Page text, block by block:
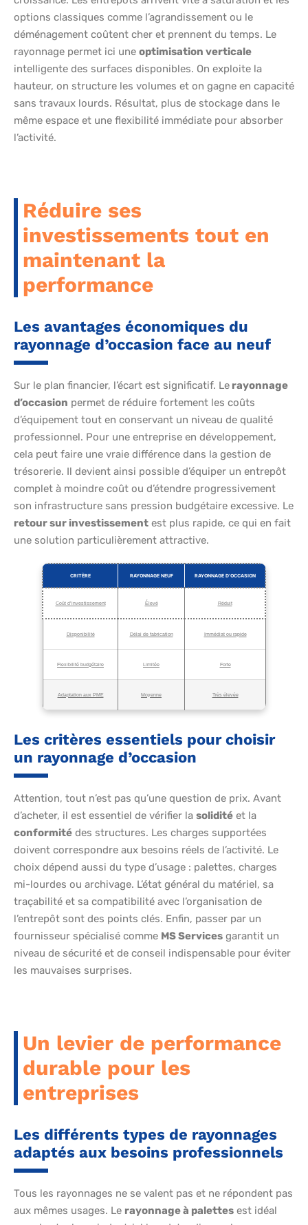
options classiques comme l’agrandissement ou le
déménagement coûtent cher et prennent du temps. Le
rayonnage permet ici une optimisation verticale
intelligente des surfaces disponibles. On exploite la
hauteur, on structure les volumes et on gagne en capacité
sans travaux lourds. Résultat, plus de stockage dans le
même espace et une flexibilité immédiate pour absorber
l’activité.
Réduire ses
investissements tout en
maintenant la
performance
Les avantages économiques du
rayonnage d’occasion face au neuf
Sur le plan financier, l’écart est significatif. Le rayonnage
d’occasion permet de réduire fortement les coûts
d’équipement tout en conservant un niveau de qualité
professionnel. Pour une entreprise en développement,
cela peut faire une vraie différence dans la gestion de
trésorerie. Il devient ainsi possible d’équiper un entrepôt
complet à moindre coût ou d’étendre progressivement
son infrastructure sans pression budgétaire excessive. Le
retour sur investissement est plus rapide, ce qui en fait
une solution particulièrement attractive.
CRITÈRE RAYONNAGE NEUF RAYONNAGE D’OCCASION
Coût d’investissement Élevé Réduit
Disponibilité Délai de fabrication Immédiat ou rapide
Flexibilité budgétaire Limitée Forte
Adaptation aux PME Moyenne Très élevée
Les critères essentiels pour choisir
un rayonnage d’occasion
Attention, tout n’est pas qu’une question de prix. Avant
d’acheter, il est essentiel de vérifier la solidité et la
conformité des structures. Les charges supportées
doivent correspondre aux besoins réels de l’activité. Le
choix dépend aussi du type d’usage : palettes, charges
mi-lourdes ou archivage. L’état général du matériel, sa
traçabilité et sa compatibilité avec l’organisation de
l’entrepôt sont des points clés. Enfin, passer par un
fournisseur spécialisé comme MS Services garantit un
niveau de sécurité et de conseil indispensable pour éviter
les mauvaises surprises.
Un levier de performance
durable pour les
entreprises
Les différents types de rayonnages
adaptés aux besoins professionnels
Tous les rayonnages ne se valent pas et ne répondent pas
aux mêmes usages. Le rayonnage à palettes est idéal